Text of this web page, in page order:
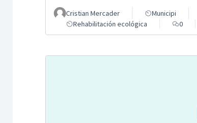
Cristian Mercader
Municipi
Rehabilitación ecológica
0